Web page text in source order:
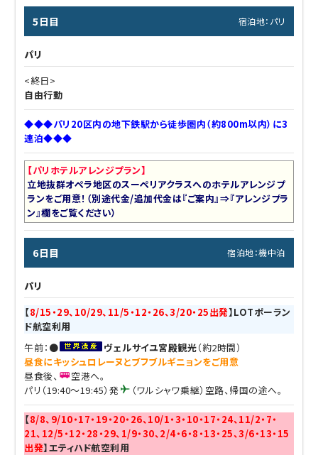
5日目 宿泊地：パリ
パリ
<終日>
自由行動
◆◆◆パリ20区内の地下鉄駅から徒歩圏内（約800m以内）に3
連泊◆◆◆
【パリホテルアレンジプラン】
立地抜群オペラ地区のスーペリアクラスへのホテルアレンジプ
ランをご用意！（別途代金/追加代金は『ご案内』⇒『アレンジプラ
ン』欄をご覧ください）
6日目 宿泊地：機中泊
パリ
【8/15・29、10/29、11/5・12・26、3/20・25出発】LOTポーラン
ド航空利用
午前：●
ヴェルサイユ宮殿観光（約2時間）
昼食にキッシュロレーヌとブフブルギニョンをご用意
昼食後、
空港へ。
パリ（19:40～19:45）発
（ワルシャワ乗継）空路、帰国の途へ。
【8/8、9/10・17・19・20・26、10/1・3・10・17・24、11/2・7・
21、12/5・12・28・29、1/9・30、2/4・6・8・13・25、3/6・13・15
出発】エティハド航空利用